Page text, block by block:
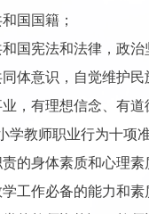
国国籍；
国宪法和法律，政
体意识，自觉维护民
，有理想信念、有
学教师职业行为十项
的身体素质和心理
工作必备的能力和